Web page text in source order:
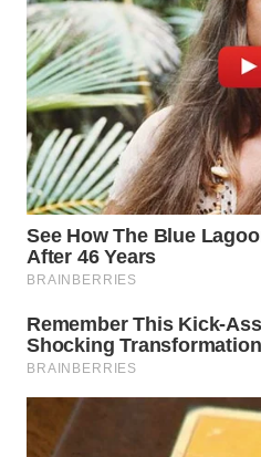
WN
CIREBON
WN
INDRAMAYU
WN
KUNINGAN
WN
MAJALENGKA
WN
SUBANG